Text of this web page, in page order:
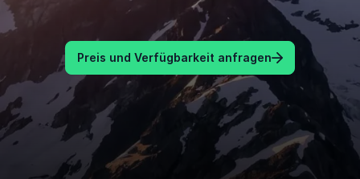
Preis und Verfügbarkeit anfragen